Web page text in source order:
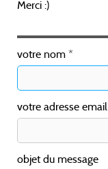
Merci :)
votre nom
votre adresse email
objet du message